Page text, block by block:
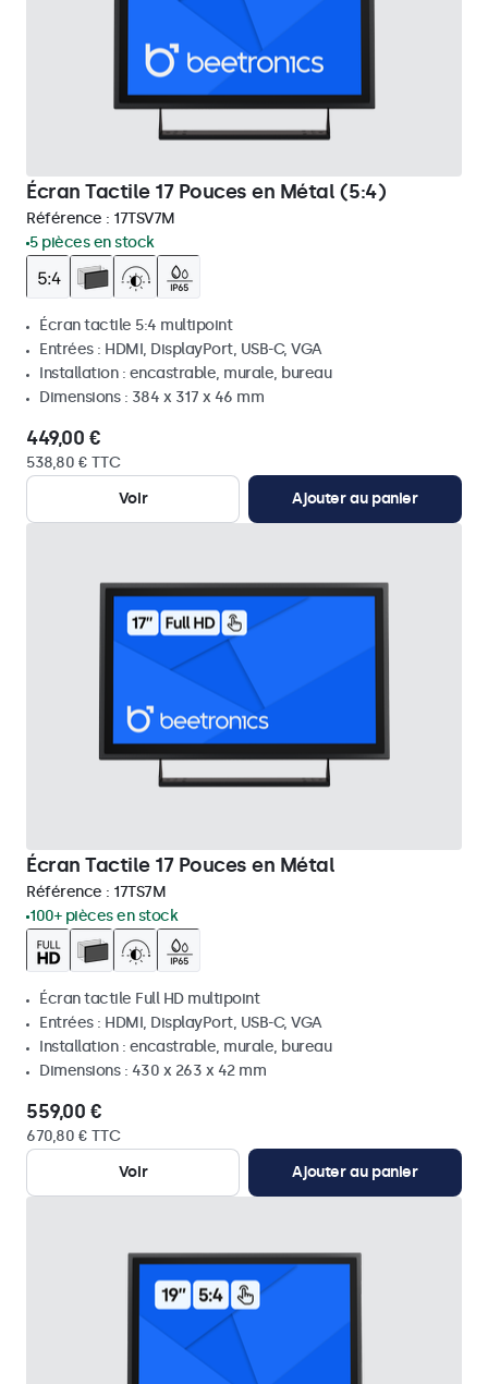
Écran Tactile 17 Pouces en Métal (5:4)
Référence : 17TSV7M
5 pièces en stock
Écran tactile 5:4 multipoint
Entrées : HDMI, DisplayPort, USB-C, VGA
Installation : encastrable, murale, bureau
Dimensions : 384 x 317 x 46 mm
449,00 €
538,80 € TTC
Voir
Ajouter au panier
Écran Tactile 17 Pouces en Métal
Référence : 17TS7M
100+ pièces en stock
Écran tactile Full HD multipoint
Entrées : HDMI, DisplayPort, USB-C, VGA
Installation : encastrable, murale, bureau
Dimensions : 430 x 263 x 42 mm
559,00 €
670,80 € TTC
Voir
Ajouter au panier